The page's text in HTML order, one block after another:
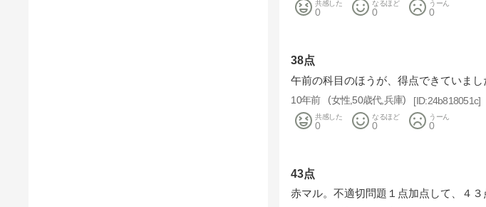
共感した
0
なるほど
0
うーん
0
38点
午前の科目のほうが、得点できていま
10年前 女性 50歳代 兵庫 24b818051c
共感した
0
なるほど
0
うーん
0
43点
赤マル。不適切問題１点加点して、４３